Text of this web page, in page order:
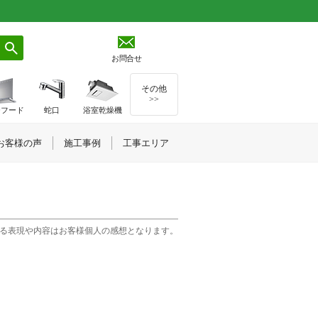
お問合せ
表現や内容はお客様個人の感想となります。
ード 蛇口 浴室乾燥機
その他
>>
客様の声 施工事例 工事エリア